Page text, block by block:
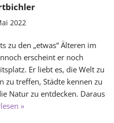
2022
zu den „etwas“ Älteren im
erscheint er noch
Er liebt es, die Welt zu
zu treffen, Städte kennen zu
Natur zu entdecken. Daraus
»